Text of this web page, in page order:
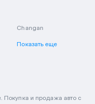
Changan
Показать еще
Покупка и продажа авто с